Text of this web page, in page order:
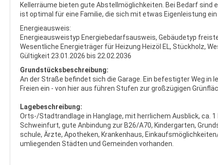
Kellerräume bieten gute Abstellmöglichkeiten. Bei Bedarf
ist optimal für eine Familie, die sich mit etwas Eigenleistung
Energieausweis:
Energieausweistyp Energiebedarfsausweis, Gebäudetyp
Wesentliche Energieträger für Heizung Heizöl EL, Stückholz,
Gültigkeit 23.01.2026 bis 22.02.2036
Grundstücksbeschreibung:
An der Straße befindet sich die Garage. Ein befestigter Weg
Freien ein - von hier aus führen Stufen zur großzügigen
Lagebeschreibung:
Orts-/Stadtrandlage in Hanglage, mit herrlichem Ausblick, ca.
Schweinfurt, gute Anbindung zur B26/A70, Kindergarten,
schule, Ärzte, Apotheken, Krankenhaus,
umliegenden Städten und Gemeinden vorhanden.